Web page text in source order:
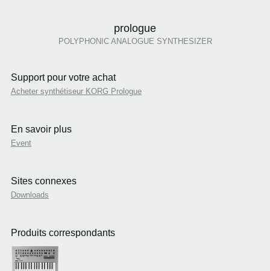
prologue
POLYPHONIC ANALOGUE SYNTHESIZER
Support pour votre achat
Acheter synthétiseur KORG Prologue
En savoir plus
Event
Sites connexes
Downloads
Produits correspondants